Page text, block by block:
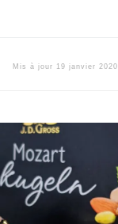
Mis à jour 19 janvier 2020